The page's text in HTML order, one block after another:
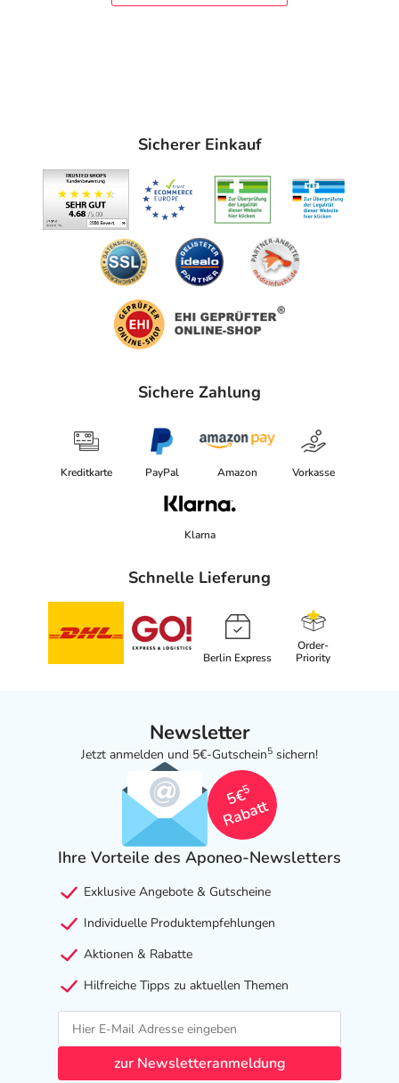
Sicherer Einkauf
Sichere Zahlung
Kreditkarte PayPal Amazon Vorkasse
Klarna
Schnelle Lieferung
Berlin Express
Order-
Priority
Newsletter
Jetzt anmelden und 5€-Gutschein5 sichern!
5€
5
Rabatt
Ihre Vorteile des Aponeo-Newsletters
Exklusive Angebote & Gutscheine
Individuelle Produktempfehlungen
Aktionen & Rabatte
Hilfreiche Tipps zu aktuellen Themen
zur Newsletteranmeldung